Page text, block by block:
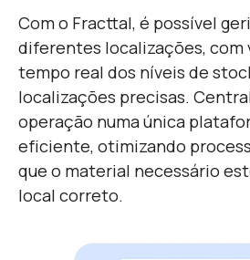
Com o Fracttal, é possível
diferentes localizações, com
tempo real dos níveis de
localizações precisas.
operação numa única
eficiente, otimizando
que o material necessário
local correto.